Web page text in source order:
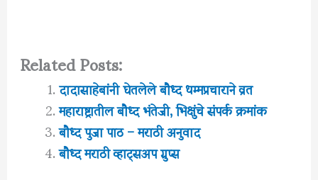
Related Posts:
दादासाहेबांनी घेतलेले बौध्द धम्मप्रचाराने व्रत
महाराष्ट्रातील बौध्द भंतेजी, भिक्षुंचे संपर्क क्रमांक
बौध्द पुजा पाठ – मराठी अनुवाद
बौध्द मराठी व्हाट्सअप ग्रुप्स